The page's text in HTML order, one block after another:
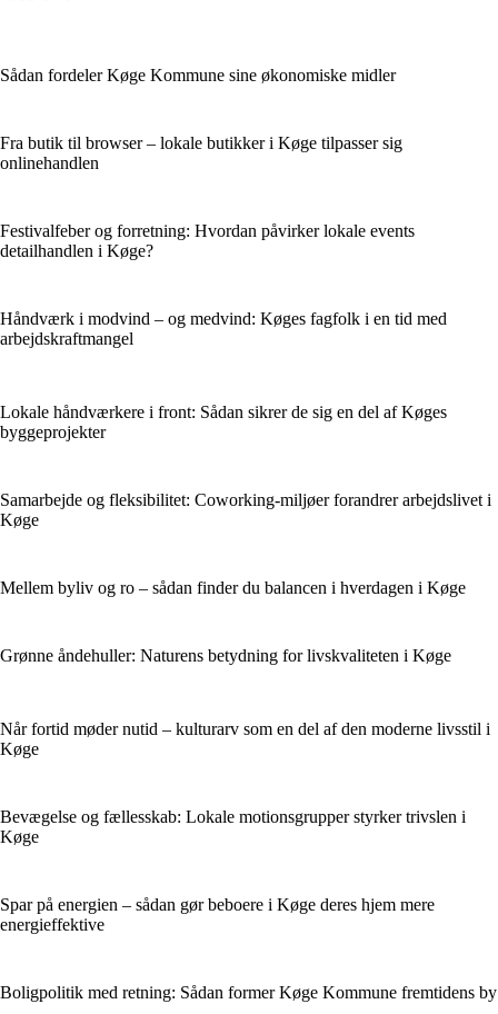
Sådan fordeler Køge Kommune sine økonomiske midler
Fra butik til browser – lokale butikker i Køge tilpasser sig
onlinehandlen
Festivalfeber og forretning: Hvordan påvirker lokale events
detailhandlen i Køge?
Håndværk i modvind – og medvind: Køges fagfolk i en tid med
arbejdskraftmangel
Lokale håndværkere i front: Sådan sikrer de sig en del af Køges
byggeprojekter
Samarbejde og fleksibilitet: Coworking-miljøer forandrer arbejdslivet i
Køge
Mellem byliv og ro – sådan finder du balancen i hverdagen i Køge
Grønne åndehuller: Naturens betydning for livskvaliteten i Køge
Når fortid møder nutid – kulturarv som en del af den moderne livsstil i
Køge
Bevægelse og fællesskab: Lokale motionsgrupper styrker trivslen i
Køge
Spar på energien – sådan gør beboere i Køge deres hjem mere
energieffektive
Boligpolitik med retning: Sådan former Køge Kommune fremtidens by